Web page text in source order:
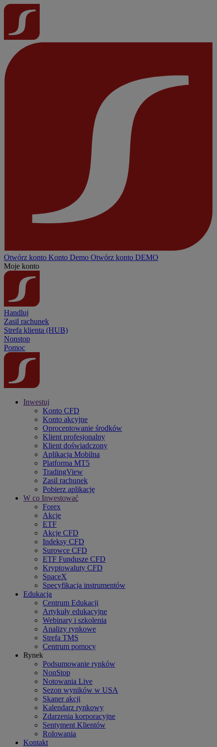
Otwórz konto Konto Demo Otwórz konto DEMO
Moje konto
Handluj
Zasil rachunek
Strefa klienta (HUB)
Nonstop
Pomoc
Inwestuj
Konto CFD
Konto akcyjne
Oprocentowanie środków
Klient profesjonalny
Klient doświadczony
Aplikacja Mobilna
Platforma MT5
TradingView
Zasil rachunek
Pobierz aplikację
W co Inwestować
Forex
Akcje
ETF
Akcje CFD
Indeksy CFD
Surowce CFD
ETF Fundusze CFD
Kryptowaluty CFD
SpaceX
Specyfikacja instrumentów
Edukacja
Centrum Edukacji
Artykuły edukacyjne
Webinary i szkolenia
Analizy rynkowe
Strefa TMS
Centrum pomocy
Rynek
Podsumowanie rynków
NonStop
Notowania Live
Sezon wyników w USA
Skaner akcji
Kalendarz rynkowy
Zdarzenia korporacyjne
Sentyment Klientów
Rolowania
Kontakt